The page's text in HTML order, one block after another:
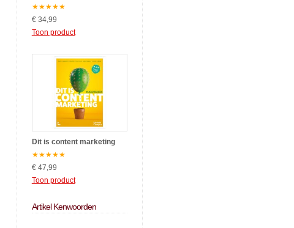
★★★★★
€ 34,99
Toon product
Dit is content marketing
★★★★★
€ 47,99
Toon product
Artikel Kenwoorden